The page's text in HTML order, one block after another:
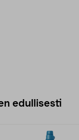
edullisesti